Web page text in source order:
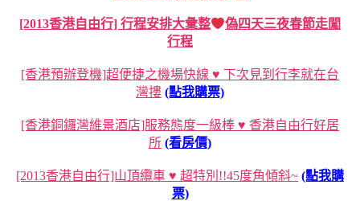
[2013香港自由行] 行程安排大彙整
偽四天三夜春節走闖
行程
[香港預辦登機]超便捷之機場快線 ♥ 下次見到行李就在台
灣摟 (點我購票)
[香港銅鑼灣維景酒店]服務態度一級棒 ♥ 香港自由行好居
所 (看房價)
[2013香港自由行]山頂纜車 ♥ 超特別!!45度角傾斜~ (點我購
票)